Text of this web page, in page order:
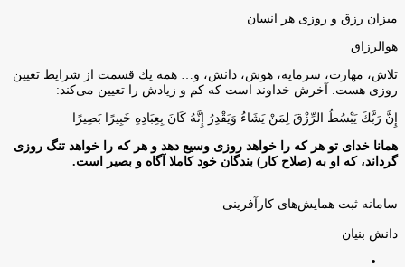
میزان رزق و روزی هر انسان
هوالرزاق
تلاش، مهارت، سرمايه، هوش، دانش، و… همه يك قسمت از شرايط تعيين
روزى هست. آخرش خداوند است كه كم و زيادش را تعيين مى‌كند:
إِنَّ رَبَّكَ يَبْسُطُ الرِّزْقَ لِمَنْ يَشَاءُ وَيَقْدِرُ إِنَّهُ كَانَ بِعِبَادِهِ خَبِيرًا بَصِيرًا
همانا خدای تو هر که را خواهد روزی وسیع دهد و هر که را خواهد تنگ روزی
گرداند، که او به (صلاح کار) بندگان خود کاملا آگاه و بصیر است.
سامانه ثبت همایش‌های کارآفرینی
دانش‌ بنیان‌